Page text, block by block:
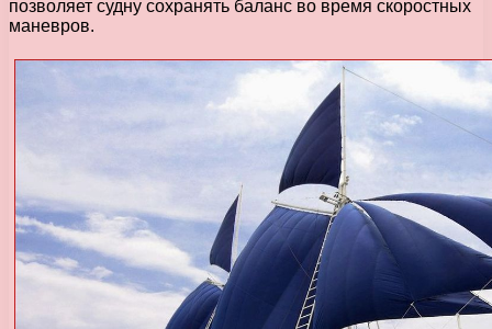
позволяет судну сохранять баланс во время скоростных
маневров.